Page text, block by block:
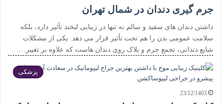
جرم گیری دندان در شمال تهران
داشتن دندان های سفید و سالم نه تنها در زیبایی لبخند تأثیر دارد، بلکه
سلامت عمومی بدن را هم تحت تأثیر قرار می دهد. یکی از مشکلات
شایع دندانی، تجمع جرم و پلاک روی دندان هاست که علاوه بر تغییر…
پزشکی
23/12/1403